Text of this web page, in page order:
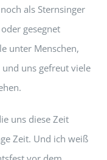
als Sternsinger
gesegnet
unter Menschen,
uns gefreut viele
uns diese Zeit
Zeit. Und ich weiß